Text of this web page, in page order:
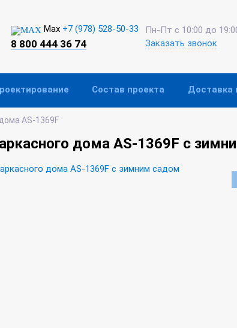
Max +7 (978) 528-50-33
8 800 444 36 74
Пн-Пт с 10:00 до
Заказать звонок
Состав проекта Доставка
AS-1369F
дома AS-1369F с